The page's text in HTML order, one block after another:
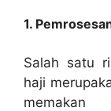
1.
Salah satu
haji
memakan